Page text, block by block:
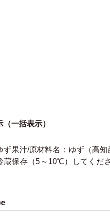
一括表示）
ず果汁/原材料名：ゆず（高
蔵保存（5～10℃）してく